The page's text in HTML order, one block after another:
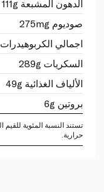
الدهون المشبعة 111g
صوديوم 275mg
اجمالي الكربوهيدرات 622g
السكريات 289g
الألياف الغذائية 49g
بروتين 6g
حرارية.